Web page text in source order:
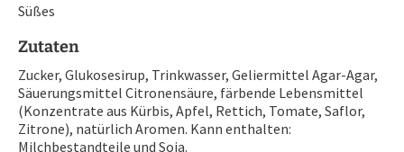
Süßes
Zutaten
Zucker, Glukosesirup, Trinkwasser, Geliermittel Agar-Agar,
Säuerungsmittel Citronensäure, färbende Lebensmittel
(Konzentrate aus Kürbis, Apfel, Rettich, Tomate, Saflor,
Zitrone), natürlich Aromen. Kann enthalten:
Milchbestandteile und Soja.